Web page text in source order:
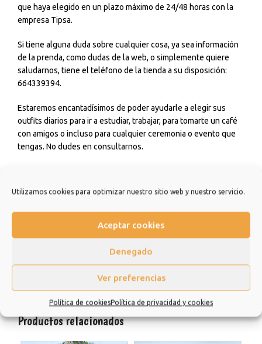
Utilizamos cookies para optimizar nuestro sitio web y nuestro servicio.
Aceptar cookies
Denegado
Ver preferencias
Política de cookiesPolítica de privacidad y cookies
que haya elegido en un plazo máximo de 24/48 horas con la
empresa Tipsa.
Si tiene alguna duda sobre cualquier cosa, ya sea información
de la prenda, como dudas de la web, o simplemente quiere
saludarnos, tiene el teléfono de la tienda a su disposición:
664339394.
Estaremos encantadísimos de poder ayudarle a elegir sus
outfits diarios para ir a estudiar, trabajar, para tomarte un café
con amigos o incluso para cualquier ceremonia o evento que
tengas. No dudes en consultarnos.
repetir.
Productos relacionados